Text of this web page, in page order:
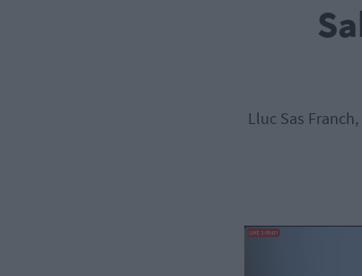
Lluc Sas